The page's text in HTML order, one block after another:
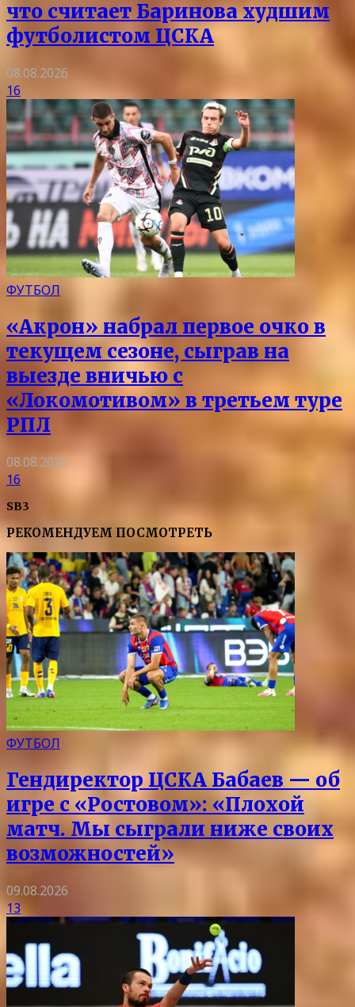
что считает Баринова худшим
футболистом ЦСКА
08.08.2026
16
ФУТБОЛ
«Акрон» набрал первое очко в
текущем сезоне, сыграв на
выезде вничью с
«Локомотивом» в третьем туре
РПЛ
08.08.2026
16
SB3
РЕКОМЕНДУЕМ ПОСМОТРЕТЬ
ФУТБОЛ
Гендиректор ЦСКА Бабаев — об
игре с «Ростовом»: «Плохой
матч. Мы сыграли ниже своих
возможностей»
09.08.2026
13